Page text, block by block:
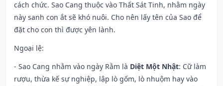
cách chức. Sao Cang thuộc vào Thất Sát Tinh, nhằm ngày
này sanh con ắt sẽ khó nuôi. Cho nên lấy tên của Sao để
đặt cho con thì được yên lành.
Ngoại lệ:
- Sao Cang nhằm vào ngày Rằm là Diệt Một Nhật: Cữ làm
rượu, thừa kế sự nghiệp, lập lò gốm, lò nhuộm hay vào